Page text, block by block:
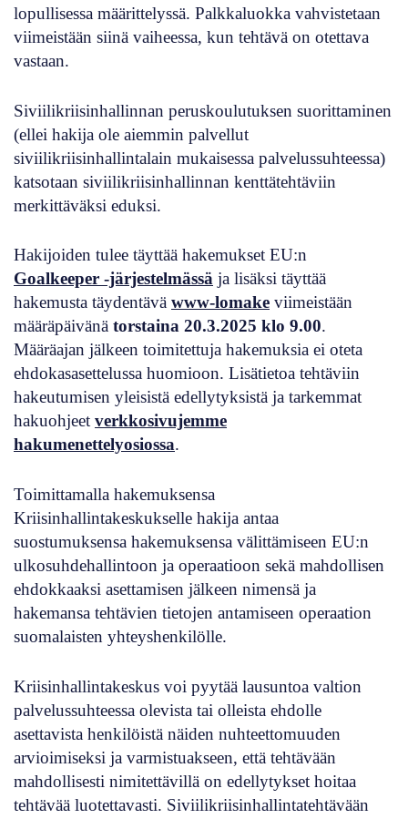
lopullisessa määrittelyssä. Palkkaluokka vahvistetaan
viimeistään siinä vaiheessa, kun tehtävä on otettava
vastaan.
Siviilikriisinhallinnan peruskoulutuksen suorittaminen
(ellei hakija ole aiemmin palvellut
siviilikriisinhallintalain mukaisessa palvelussuhteessa)
katsotaan siviilikriisinhallinnan kenttätehtäviin
merkittäväksi eduksi.
Hakijoiden tulee täyttää hakemukset EU:n
Goalkeeper -järjestelmässä ja lisäksi täyttää
hakemusta täydentävä www-lomake viimeistään
määräpäivänä torstaina 20.3.2025 klo 9.00.
Määräajan jälkeen toimitettuja hakemuksia ei oteta
ehdokasasettelussa huomioon. Lisätietoa tehtäviin
hakeutumisen yleisistä edellytyksistä ja tarkemmat
hakuohjeet verkkosivujemme
hakumenettelyosiossa.
Toimittamalla hakemuksensa
Kriisinhallintakeskukselle hakija antaa
suostumuksensa hakemuksensa välittämiseen EU:n
ulkosuhdehallintoon ja operaatioon sekä mahdollisen
ehdokkaaksi asettamisen jälkeen nimensä ja
hakemansa tehtävien tietojen antamiseen operaation
suomalaisten yhteyshenkilölle.
Kriisinhallintakeskus voi pyytää lausuntoa valtion
palvelussuhteessa olevista tai olleista ehdolle
asettavista henkilöistä näiden nuhteettomuuden
arvioimiseksi ja varmistuakseen, että tehtävään
mahdollisesti nimitettävillä on edellytykset hoitaa
tehtävää luotettavasti. Siviilikriisinhallintatehtävään